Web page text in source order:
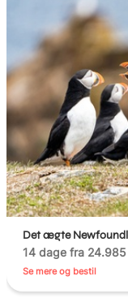
Det ægte
14 dage fra
Se mere og bestil